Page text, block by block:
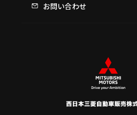
お問い合わせ